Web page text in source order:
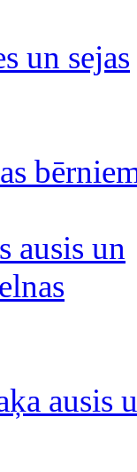
un sejas
ausis un
ausis